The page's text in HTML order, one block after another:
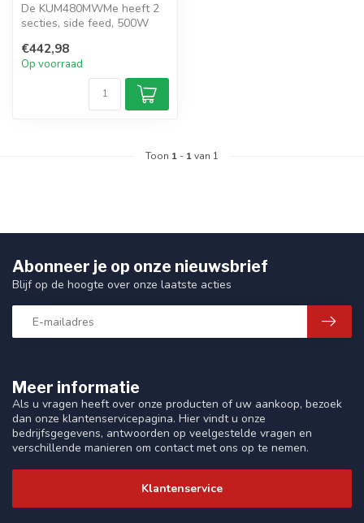
De KUM480MWMe heeft 2
secties, side feed, 500W
muurbeves...
€442,98
Op voorraad
Toon 1 - 1van 1
Meer informatie
Als u vragen heeft over onze producten of uw aankoop, bezoek
dan onze klantenservicepagina. Hier vindt u onze
bedrijfsgegevens, antwoorden op veelgestelde vragen en
verschillende manieren om contact met ons op te nemen.
Klantenservice
Abonneer je op onze nieuwsbrief
Blijf op de hoogte over onze laatste acties